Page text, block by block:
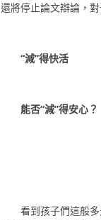
還將停止論文辯論，
“減”得快活
能否“減”得安心？
看到孩子們這般多